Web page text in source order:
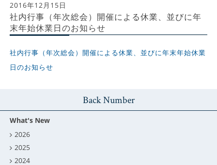
2016年12月15日
社内行事（年次総会）開催による休業、並びに年
末年始休業日のお知らせ
社内行事（年次総会）開催による休業、並びに年末年始休業
日のお知らせ
Back Number
What's New
2026
2025
2024